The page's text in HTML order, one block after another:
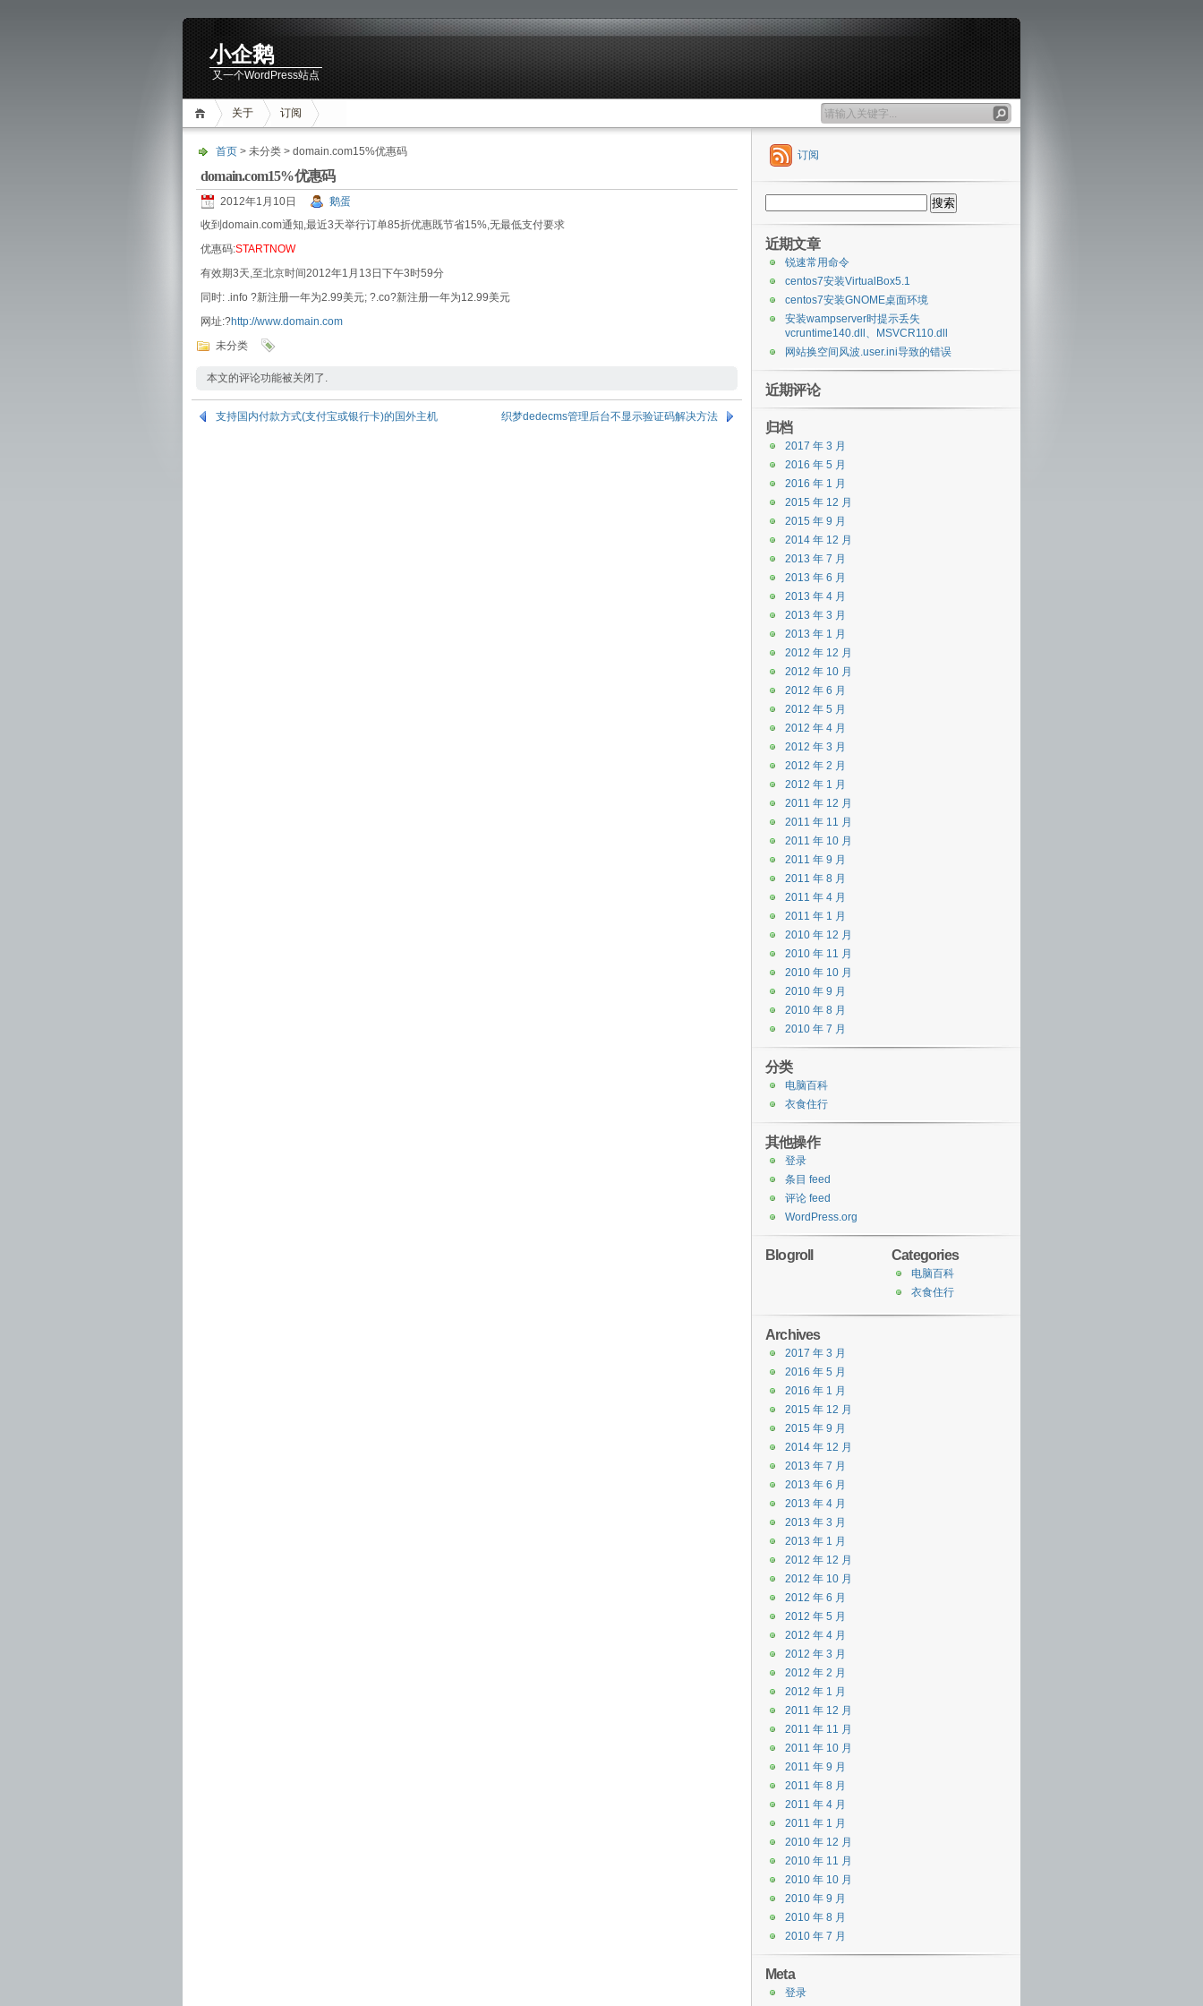
小企鹅
又一个WordPress站点
关于 订阅
首页 > 未分类 > domain.com15%优惠码
domain.com15%优惠码
2012年1月10日
鹅蛋
收到domain.com通知,最近3天举行订单85折优惠既节省15%,无最低支付要求
优惠码:STARTNOW
有效期3天,至北京时间2012年1月13日下午3时59分
同时: .info ?新注册一年为2.99美元; ?.co?新注册一年为12.99美元
网址:?http://www.domain.com
未分类
本文的评论功能被关闭了.
支持国内付款方式(支付宝或银行卡)的国外主机 织梦dedecms管理后台不显示验证码解决方法
订阅
索：
近期文章
锐速常用命令
centos7安装VirtualBox5.1
centos7安装GNOME桌面环境
安装wampserver时提示丢失
vcruntime140.dll、MSVCR110.dll
网站换空间风波.user.ini导致的错误
近期评论
归档
2017 年 3 月
2016 年 5 月
2016 年 1 月
2015 年 12 月
2015 年 9 月
2014 年 12 月
2013 年 7 月
2013 年 6 月
2013 年 4 月
2013 年 3 月
2013 年 1 月
2012 年 12 月
2012 年 10 月
2012 年 6 月
2012 年 5 月
2012 年 4 月
2012 年 3 月
2012 年 2 月
2012 年 1 月
2011 年 12 月
2011 年 11 月
2011 年 10 月
2011 年 9 月
2011 年 8 月
2011 年 4 月
2011 年 1 月
2010 年 12 月
2010 年 11 月
2010 年 10 月
2010 年 9 月
2010 年 8 月
2010 年 7 月
分类
电脑百科
衣食住行
其他操作
登录
条目 feed
评论 feed
WordPress.org
Categories
电脑百科
衣食住行
Blogroll
Archives
2017 年 3 月
2016 年 5 月
2016 年 1 月
2015 年 12 月
2015 年 9 月
2014 年 12 月
2013 年 7 月
2013 年 6 月
2013 年 4 月
2013 年 3 月
2013 年 1 月
2012 年 12 月
2012 年 10 月
2012 年 6 月
2012 年 5 月
2012 年 4 月
2012 年 3 月
2012 年 2 月
2012 年 1 月
2011 年 12 月
2011 年 11 月
2011 年 10 月
2011 年 9 月
2011 年 8 月
2011 年 4 月
2011 年 1 月
2010 年 12 月
2010 年 11 月
2010 年 10 月
2010 年 9 月
2010 年 8 月
2010 年 7 月
Meta
登录